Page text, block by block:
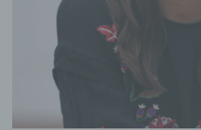
f) Pseudonymisierung
Pseudonymisierung ist
personenbezogener
welche die
Hinzuziehung
mehr einer spezifischen
zugeordnet werden